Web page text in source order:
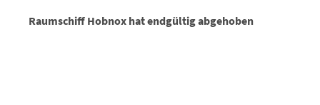
Raumschiff Hobnox hat endgültig abgehoben